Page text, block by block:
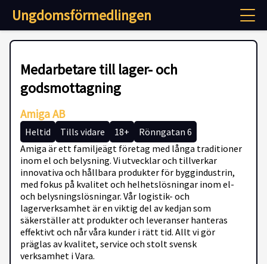
Ungdomsförmedlingen
Medarbetare till lager- och
godsmottagning
Amiga AB
Heltid Tills vidare 18+
Rönngatan 6
Amiga är ett familjeägt företag med långa traditioner
inom el och belysning. Vi utvecklar och tillverkar
innovativa och hållbara produkter för byggindustrin,
med fokus på kvalitet och helhetslösningar inom el-
och belysningslösningar. Vår logistik- och
lagerverksamhet är en viktig del av kedjan som
säkerställer att produkter och leveranser hanteras
effektivt och når våra kunder i rätt tid. Allt vi gör
präglas av kvalitet, service och stolt svensk
verksamhet i Vara.